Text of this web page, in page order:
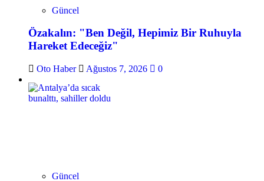
Güncel
Özakalın: "Ben Değil, Hepimiz Bir Ruhuyla
Hareket Edeceğiz"
Oto Haber Ağustos 7, 2026 0
Güncel